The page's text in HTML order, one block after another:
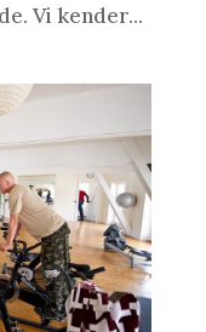
Vi kender...